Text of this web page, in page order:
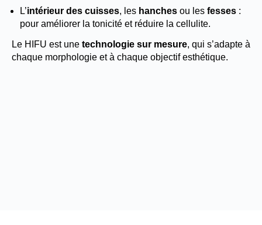
L’intérieur des cuisses, les hanchesou les fesses:
pour améliorer la tonicité et réduire la cellulite.
Le HIFU est une technologie sur mesure, qui s’adapte à
chaque morphologie et à chaque objectif esthétique.